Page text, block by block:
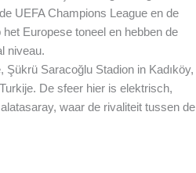
UEFA Champions League en de
Europese toneel en hebben de
niveau.
Saracoğlu Stadion in Kadıköy,
De sfeer hier is elektrisch,
waar de rivaliteit tussen de